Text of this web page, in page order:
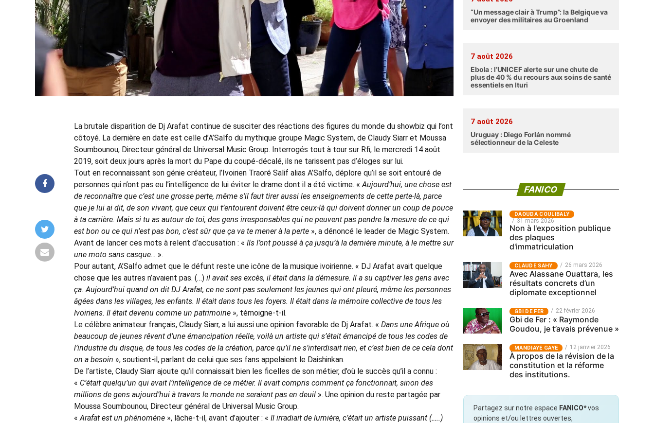
La brutale disparition de Dj Arafat continue de susciter des réactions des figures du monde du showbiz qui l’ont
côtoyé. La dernière en date est celle d’A’Salfo du mythique groupe Magic System, de Claudy Siarr et Moussa
Soumbounou, Directeur général de Universal Music Group. Interrogés tout à tour sur Rfi, le mercredi 14 août
2019, soit deux jours après la mort du Pape du coupé-décalé, ils ne tarissent pas d’éloges sur lui.
Tout en reconnaissant son génie créateur, l’Ivoirien Traoré Salif alias A’Salfo, déplore qu’il se soit entouré de
personnes qui n’ont pas eu l’intelligence de lui éviter le drame dont il a été victime. « Aujourd’hui, une chose est
de reconnaître que c’est une grosse perte, même s’il faut tirer aussi les enseignements de cette perte-là, parce
que je lui ai dit, de son vivant, que ceux qui t’entourent doivent être ceux-là qui doivent donner un coup de pouce
à ta carrière. Mais si tu as autour de toi, des gens irresponsables qui ne peuvent pas pendre la mesure de ce qui
est bon ou ce qui n’est pas bon, c’est sûr que ça va te mener à la perte », a dénoncé le leader de Magic System.
Avant de lancer ces mots à relent d’accusation : « Ils l’ont poussé à ça jusqu’à la dernière minute, à le mettre sur
une moto sans casque… ».
Pour autant, A’Salfo admet que le défunt reste une icône de la musique ivoirienne. « DJ Arafat avait quelque
chose que les autres n’avaient pas. (…) il avait ses excès, il était dans la démesure. Il a su captiver les gens avec
ça. Aujourd’hui quand on dit DJ Arafat, ce ne sont pas seulement les jeunes qui ont pleuré, même les personnes
âgées dans les villages, les enfants. Il était dans tous les foyers. Il était dans la mémoire collective de tous les
Ivoiriens. Il était devenu comme un patrimoine », témoigne-t-il.
Le célèbre animateur français, Claudy Siarr, a lui aussi une opinion favorable de Dj Arafat. « Dans une Afrique où
beaucoup de jeunes rêvent d’une émancipation réelle, voilà un artiste qui s’était émancipé de tous les codes de
l’industrie du disque, de tous les codes de la création, parce qu’il ne s’interdisait rien, et c’est bien de ce cela dont
on a besoin », soutient-il, parlant de celui que ses fans appelaient le Daishinkan.
De l’artiste, Claudy Siarr ajoute qu’il connaissait bien les ficelles de son métier, d’où le succès qu’il a connu :
« C’était quelqu’un qui avait l’intelligence de ce métier. Il avait compris comment ça fonctionnait, sinon des
millions de gens aujourd’hui à travers le monde ne seraient pas en deuil ». Une opinion du reste partagée par
Moussa Soumbounou, Directeur général de Universal Music Group.
« Arafat est un phénomène », lâche-t-il, avant d’ajouter : « Il irradiait de lumière, c’était un artiste puissant (…..)
“Un message clair à Trump”: la Belgique va
envoyer des militaires au Groenland
7 août 2026
Ebola : l’UNICEF alerte sur une chute de
plus de 40 % du recours aux soins de santé
essentiels en Ituri
7 août 2026
Uruguay : Diego Forlán nommé
sélectionneur de la Celeste
FANICO
‎DAOUDA COULIBALY
31 mars 2026
Non à l'exposition publique
des plaques
d'immatriculation
CLAUDE SAHY 26 mars 2026
Avec Alassane Ouattara, les
résultats concrets d’un
diplomate exceptionnel
GBI DE FER 22 février 2026
Gbi de Fer : « Raymonde
Goudou, je t’avais prévenue »
MANDIAYE GAYE 12 janvier 2026
À propos de la révision de la
constitution et la réforme
des institutions.
Partagez sur notre espace FANICO*vos
opinions et/ou lettres ouvertes,